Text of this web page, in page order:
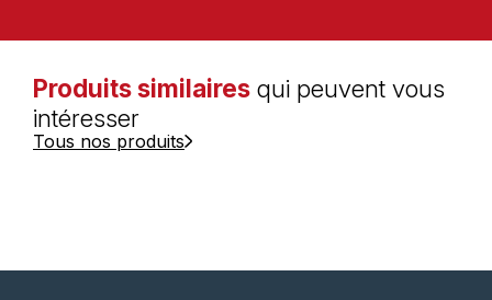
Produits similaires qui peuvent vous
intéresser
Tous nos produits